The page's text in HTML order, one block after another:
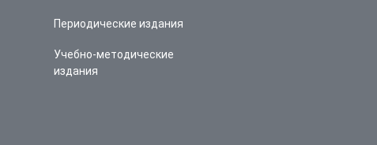
Периодические издания
Учебно-методические
издания